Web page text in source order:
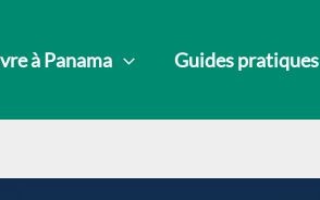
à Panama Guides pratiques